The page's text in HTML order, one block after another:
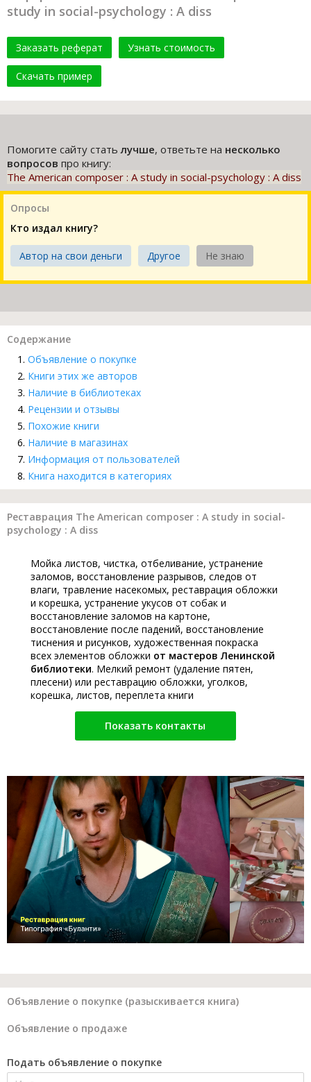
study in social-psychology : A diss
Заказать реферат Узнать стоимость
Скачать пример
Помогите сайту статьлучше, ответьте на несколько
вопросов про книгу:
The American composer : A study in social-psychology : A diss
Опросы
Кто издал книгу?
Автор на свои деньги Другое Не знаю
Содержание
Объявление о покупке
Книги этих же авторов
Наличие в библиотеках
Рецензии и отзывы
Похожие книги
Наличие в магазинах
Информация от пользователей
Книга находится в категориях
Реставрация The American composer : A study in social-
psychology : A diss
Мойка листов, чистка, отбеливание, устранение
заломов, восстановление разрывов, следов от
влаги, травление насекомых, реставрация обложки
и корешка, устранение укусов от собак и
восстановление заломов на картоне,
восстановление после падений, восстановление
тиснения и рисунков, художественная покраска
всех элементов обложки от мастеров Ленинской
библиотеки. Мелкий ремонт (удаление пятен,
плесени) или реставрацию обложки, уголков,
корешка, листов, переплета книги
Показать контакты
Объявление о покупке (разыскивается книга)
Объявление о продаже
Подать объявление о покупке